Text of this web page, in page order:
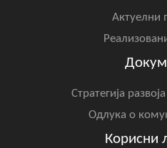
Актуелни
Стратегија
Одлука о
Корисни